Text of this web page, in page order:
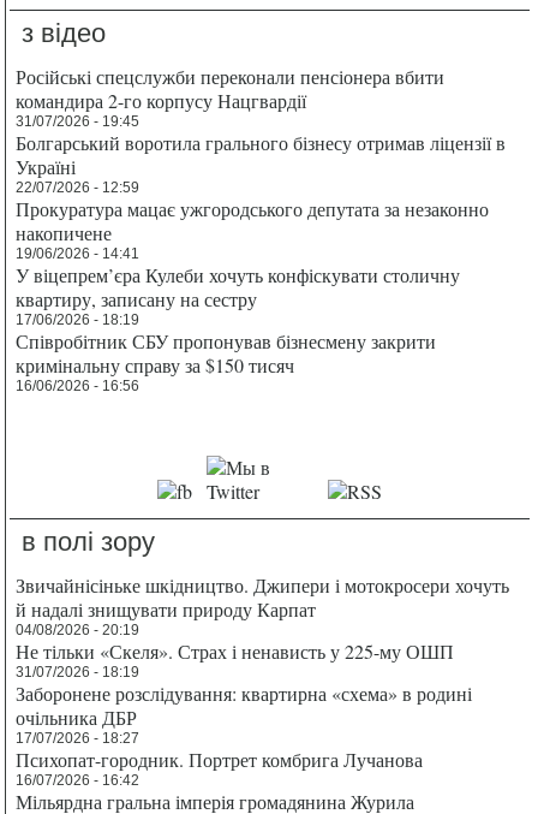
з відео
Російські спецслужби переконали пенсіонера вбити
командира 2-го корпусу Нацгвардії
31/07/2026 - 19:45
Болгарський воротила грального бізнесу отримав ліцензії в
Україні
22/07/2026 - 12:59
Прокуратура мацає ужгородського депутата за незаконно
накопичене
19/06/2026 - 14:41
У віцепрем’єра Кулеби хочуть конфіскувати столичну
квартиру, записану на сестру
17/06/2026 - 18:19
Співробітник СБУ пропонував бізнесмену закрити
кримінальну справу за $150 тисяч
16/06/2026 - 16:56
в полі зору
Звичайнісіньке шкідництво. Джипери і мотокросери хочуть
й надалі знищувати природу Карпат
04/08/2026 - 20:19
Не тільки «Скеля». Страх і ненависть у 225-му ОШП
31/07/2026 - 18:19
Заборонене розслідування: квартирна «схема» в родині
очільника ДБР
17/07/2026 - 18:27
Психопат-городник. Портрет комбрига Лучанова
16/07/2026 - 16:42
Мільярдна гральна імперія громадянина Журила